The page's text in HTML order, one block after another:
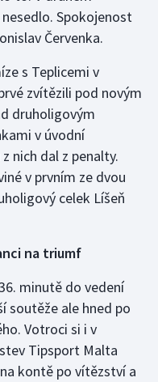
Spokojenost
Červenka.
s Teplicemi v
zvítězili pod novým
druholigovým
v úvodní
nich dal z penalty.
v prvním ze dvou
celek Líšeň
na triumf
minutě do vedení
soutěže ale hned po
Votroci si i v
Tipsport Malta
kontě po vítězství a